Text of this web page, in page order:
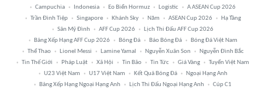
Campuchia
Indonesia Eo Biển Hormuz Logistic
A ASEAN Cup 2026
Trần Đình Tiệp
Singapore Khánh Sky Năm ASEAN Cup 2026
Hạ Tầng
Sân Mỹ Đình
AFF Cup 2026
Lịch Thi Đấu AFF Cup 2026
Bảng Xếp Hạng AFF Cup 2026
Bóng Đá Báo Bóng Đá
Bóng Đá Việt Nam
Thể Thao
Lionel Messi Lamine Yamal Nguyễn Xuân Son
Nguyễn Đình Bắc
Tin Thế Giới
Pháp Luật Xã Hội Tin Bão Tin Tức Giá Vàng
Tuyển Việt Nam
U23 Việt Nam
U17 Việt Nam Kết Quả Bóng Đá
Ngoại Hạng Anh
Bảng Xếp Hạng Ngoại Hạng Anh
Lịch Thi Đấu Ngoại Hạng Anh Cúp C1